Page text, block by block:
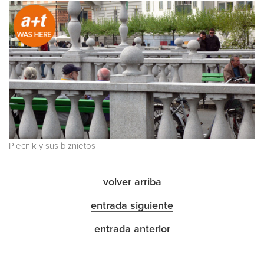
Plecnik y sus biznietos
volver arriba
entrada siguiente
entrada anterior